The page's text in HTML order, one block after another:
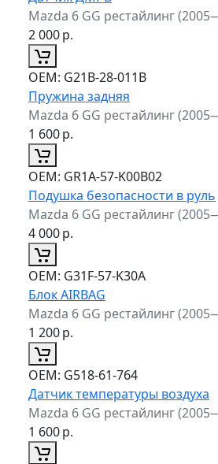
Mazda 6 GG рестайлинг
2 000р.
ОЕМ: G21B-28-011B
Пружина задняя
Mazda 6 GG рестайлинг
1 600р.
ОЕМ: GR1A-57-K00B02
Подушка безопасности в руль
Mazda 6 GG рестайлинг
4 000р.
ОЕМ: G31F-57-K30A
Блок AIRBAG
Mazda 6 GG рестайлинг
1 200р.
ОЕМ: G518-61-764
Датчик температуры воздуха
Mazda 6 GG рестайлинг
1 600р.